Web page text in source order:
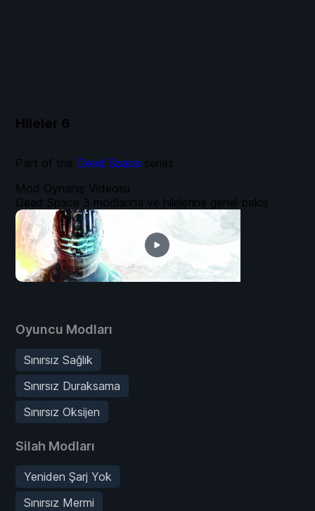
Hileler 6
Oyuncu Modları
Sınırsız Sağlık
Sınırsız Duraksama
Sınırsız Oksijen
Silah Modları
Yeniden Şarj Yok
Sınırsız Mermi
Mod Oynanış Videosu
Dead Space 3 modlarına ve hilelerine genel bakış
Part of the Dead Space series